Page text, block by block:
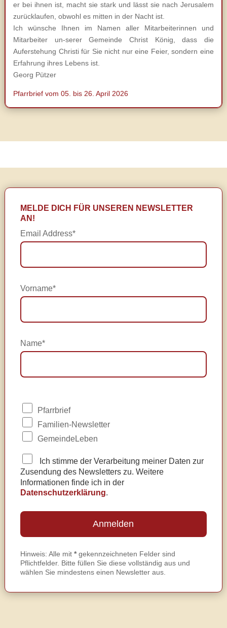
er bei ihnen ist, macht sie stark und lässt sie nach Jerusalem
zurücklaufen, obwohl es mitten in der Nacht ist.
Ich wünsche Ihnen im Namen aller Mitarbeiterinnen und
Mitarbeiter un-serer Gemeinde Christ König, dass die
Auferstehung Christi für Sie nicht nur eine Feier, sondern eine
Erfahrung ihres Lebens ist.
Georg Pützer
Pfarrbrief vom 05. bis 26. April 2026
MELDE DICH FÜR UNSEREN NEWSLETTER
AN!
Email Address*
Vorname*
Name*
Pfarrbrief
Familien-Newsletter
GemeindeLeben
Ich stimme der Verarbeitung meiner Daten zur
Zusendung des Newsletters zu. Weitere
Informationen finde ich in der
Datenschutzerklärung.
Hinweis: Alle mit *gekennzeichneten Felder sind
Pflichtfelder. Bitte füllen Sie diese vollständig aus und
wählen Sie mindestens einen Newsletter aus.